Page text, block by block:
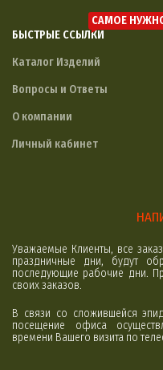
БЫСТРЫЕ ССЫЛКИ
САМОЕ
Каталог Изделий
Вопросы и Ответы
О компании
Личный кабинет
Уважаемые Клиенты, все
праздничные дни, будут
последующие рабочие дни.
своих заказов.
В связи со сложившейся
посещение офиса
времени Вашего визита по